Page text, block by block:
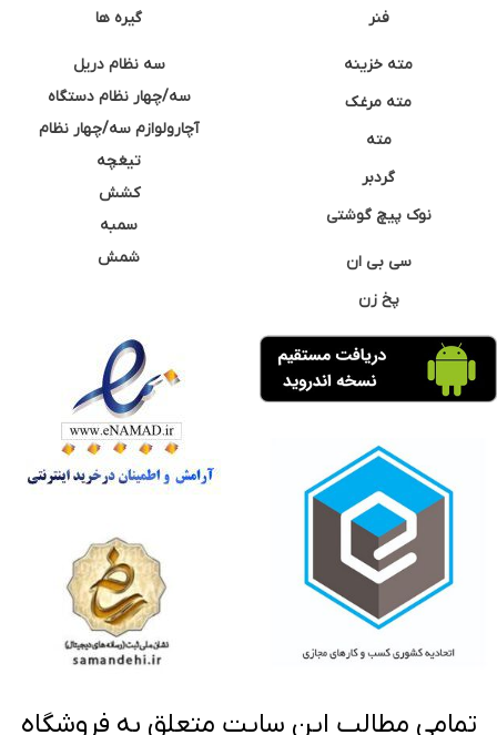
فنر
گیره ها
مته خزینه
مته مرغک
مته
گردبر
نوک پیچ گوشتی
سی بی ان
پخ زن
سه نظام دریل
سه/چهار نظام دستگاه
آچارولوازم سه/چهار نظام
تیغچه
کشش
سمبه
شمش
تمامی مطالب این سایت متعلق به فروشگاه